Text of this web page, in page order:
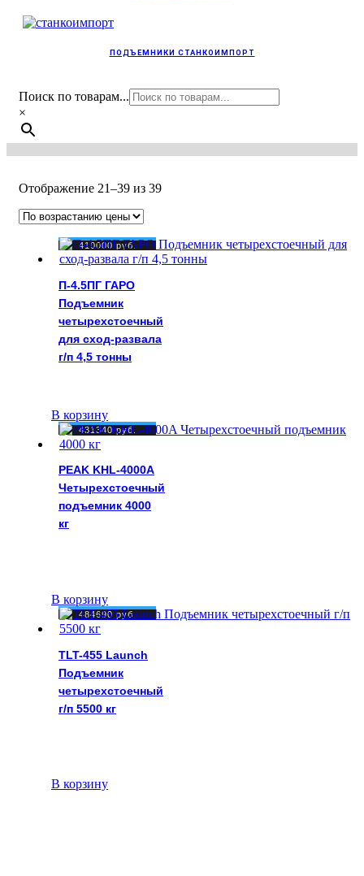
ПОДЪЕМНИКИ СТАНКОИМПОРТ
Поиск по товарам...
×
Отображение 21–39 из 39Цены:
П-4.5ПГ ГАРО
Подъемник
четырехстоечный
для сход-развала
г/п 4,5 тонны
410000 руб.
В корзину
PEAK KHL-4000A
Четырехстоечный
подъемник 4000
кг
431340руб.
В корзину
TLT-455 Launch
Подъемник
четырехстоечный
г/п 5500 кг
484690руб.
В корзину